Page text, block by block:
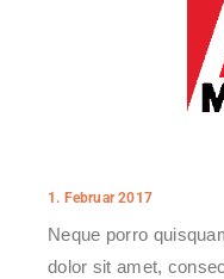
1. Februar 2017
Neque porro
dolor sit amet,